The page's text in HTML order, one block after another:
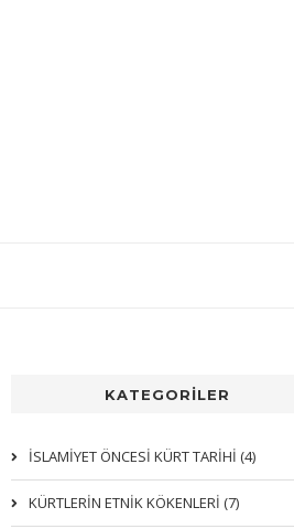
KATEGORİLER
İSLAMİYET ÖNCESİ KÜRT TARİHİ (4)
KÜRTLERIN ETNIK KÖKENLERI (7)